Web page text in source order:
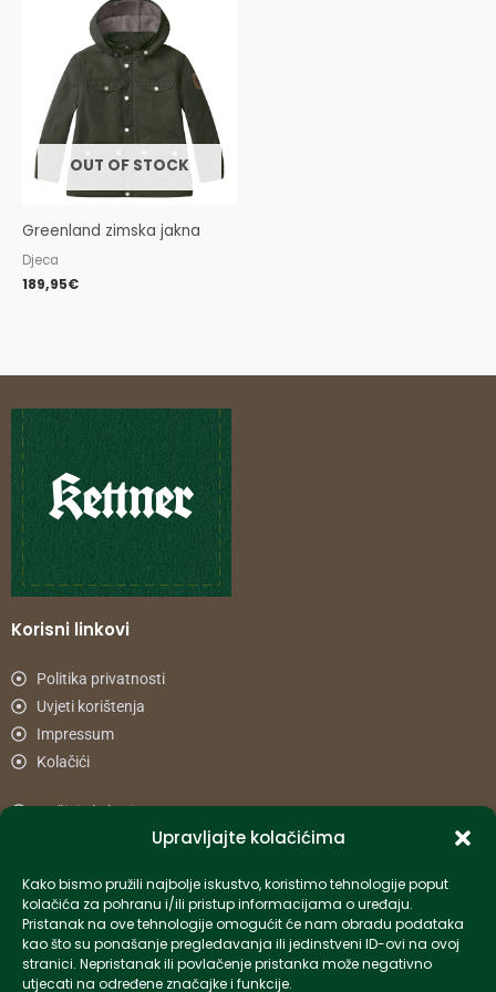
Upravljajte kolačićima
Kako bismo pružili najbolje iskustvo, koristimo tehnologije poput
kolačića za pohranu i/ili pristup informacijama o uređaju.
Pristanak na ove tehnologije omogućit će nam obradu podataka
kao što su ponašanje pregledavanja ili jedinstveni ID-ovi na ovoj
stranici. Nepristanak ili povlačenje pristanka može negativno
utjecati na određene značajke i funkcije.
OUT OF STOCK
Greenland zimska jakna
Djeca
189,95€
Korisni linkovi
Politika privatnosti
Uvjeti korištenja
Impressum
Kolačići
Načini plaćanja
Informacije
info-hr@kettner.com